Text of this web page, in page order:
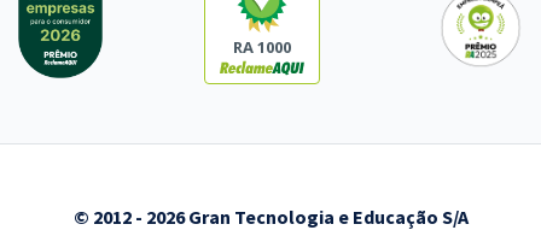
RA 1000
© 2012 - 2026 Gran Tecnologia e Educação S/A